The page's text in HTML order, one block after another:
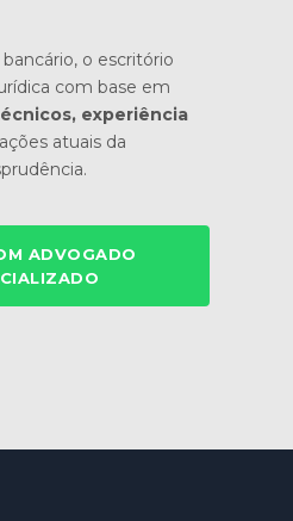
o escritório
com base em
experiência
atuais da
ADVOGADO